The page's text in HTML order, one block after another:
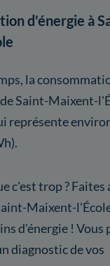
d'énergie à
la
Saint-Maixent-
représente
c'est trop ? Faites
Maixent-
d'énergie ! Vous
diagnostic de vos